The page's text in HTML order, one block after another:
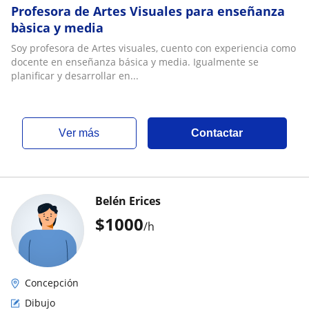
Profesora de Artes Visuales para enseñanza
bàsica y media
Soy profesora de Artes visuales, cuento con experiencia como
docente en enseñanza básica y media. Igualmente se
planificar y desarrollar en...
ver más Contactar
$1000/h
Belén Erices
Concepción
Dibujo